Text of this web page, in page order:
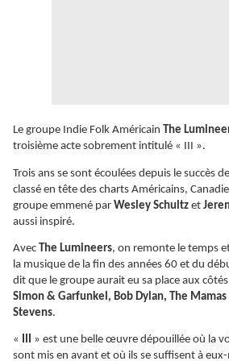
Le groupe Indie Folk Américain The
troisième acte sobrement intitulé « III ».
Trois ans se sont écoulées depuis le succès
classé en tête des charts Américains,
groupe emmené par Wesley Schultz et
aussi inspiré.
Avec The Lumineers, on remonte le temps
la musique de la fin des années 60 et du
dit que le groupe aurait eu sa place aux
Simon & Garfunkel, Bob Dylan, The Mamas
Stevens.
« III » est une belle œuvre dépouillée où la
sont mis en avant et où ils se suffisent à